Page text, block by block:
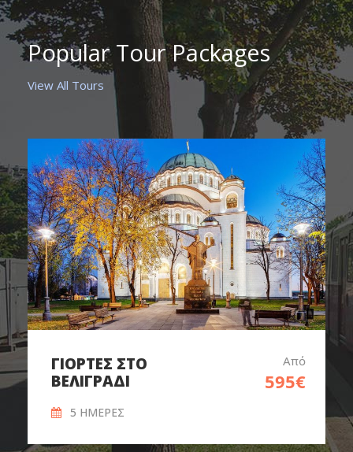
Popular Tour Packages
View All Tours
ΓΙΟΡΤΕΣ ΣΤΟ
ΒΕΛΙΓΡΑΔΙ
Από
595€
5 ΗΜΕΡΕΣ